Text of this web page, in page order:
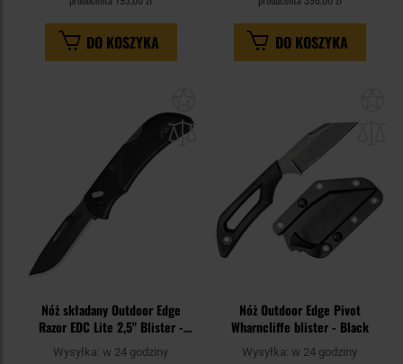
DO KOSZYKA DO KOSZYKA
Nóż składany Outdoor Edge
Razor EDC Lite 2,5" Blister -
Black
Wysyłka: w 24 godziny
Nóż Outdoor Edge Pivot
Wharncliffe blister - Black
Wysyłka: w 24 godziny